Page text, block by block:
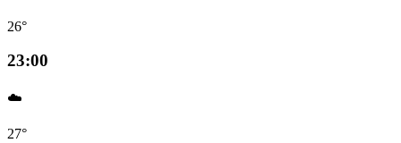
26°
23:00
☁️
27°